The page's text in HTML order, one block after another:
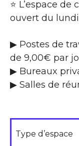
⭐ L’espace
ouvert du
▶ Postes de
de 9,00€ par
▶ Bureaux
▶ Salles de
Type d’espace